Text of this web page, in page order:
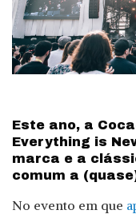
Este ano, a
Everything is
marca e a
comum a
No evento em que